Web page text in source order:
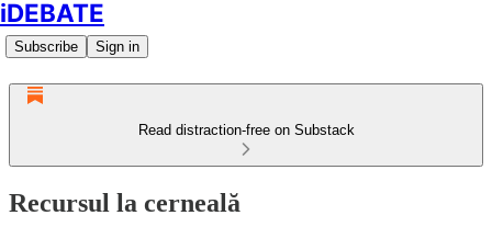
iDEBATE
Subscribe Sign in
Read distraction-free on Substack
Recursul la cerneală